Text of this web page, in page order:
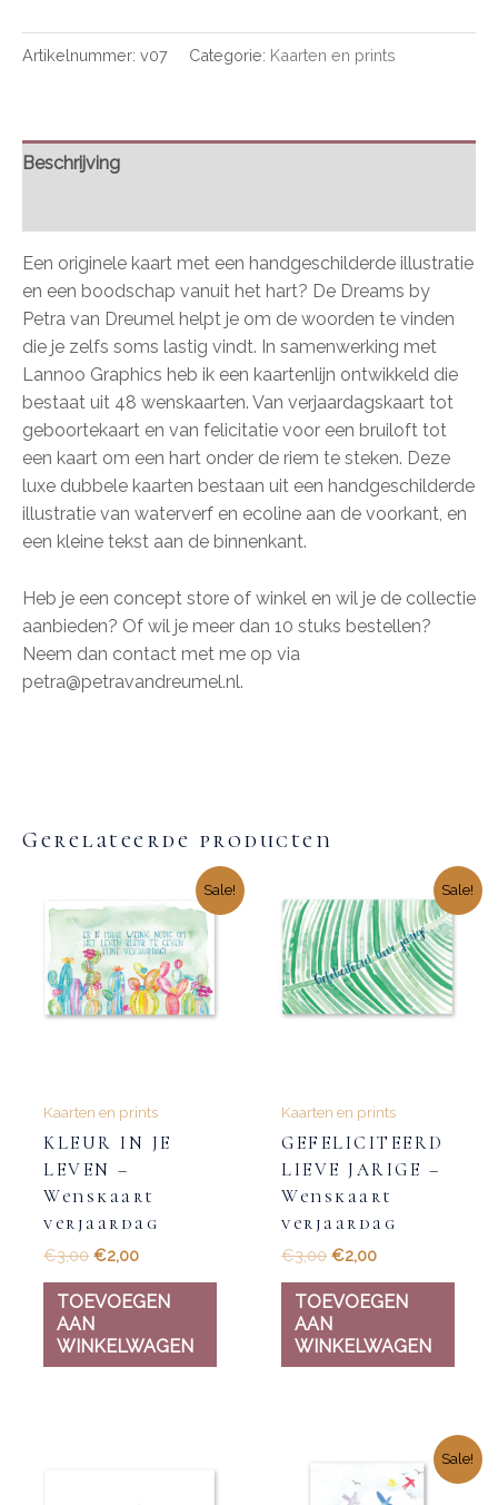
Artikelnummer: v07 Categorie: Kaarten en prints
Beschrijving
Een originele kaart met een handgeschilderde illustratie
en een boodschap vanuit het hart? De Dreams by
Petra van Dreumel helpt je om de woorden te vinden
die je zelfs soms lastig vindt. In samenwerking met
Lannoo Graphics heb ik een kaartenlijn ontwikkeld die
bestaat uit 48 wenskaarten. Van verjaardagskaart tot
geboortekaart en van felicitatie voor een bruiloft tot
een kaart om een hart onder de riem te steken. Deze
luxe dubbele kaarten bestaan uit een handgeschilderde
illustratie van waterverf en ecoline aan de voorkant, en
een kleine tekst aan de binnenkant.
Heb je een concept store of winkel en wil je de collectie
aanbieden? Of wil je meer dan 10 stuks bestellen?
Neem dan contact met me op via
petra@petravandreumel.nl.
Gerelateerde producten
Sale!
Kaarten en prints
KLEUR IN JE
LEVEN –
Wenskaart
verjaardag
€3,00 €2,00
TOEVOEGEN
AAN
WINKELWAGEN
Sale!
Kaarten en prints
GEFELICITEERD
LIEVE JARIGE –
Wenskaart
verjaardag
€3,00 €2,00
TOEVOEGEN
AAN
WINKELWAGEN
Sale!